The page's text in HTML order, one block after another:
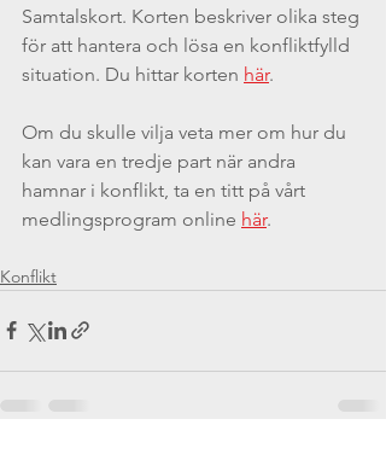
Samtalskort. Korten beskriver olika steg
för att hantera och lösa en konfliktfylld
situation. Du hittar korten här.
Om du skulle vilja veta mer om hur du
kan vara en tredje part när andra
hamnar i konflikt, ta en titt på vårt
medlingsprogram online här.
Konflikt